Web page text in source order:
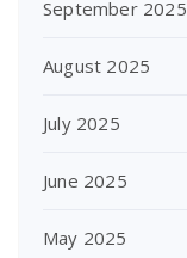
September 2025
August 2025
July 2025
June 2025
May 2025